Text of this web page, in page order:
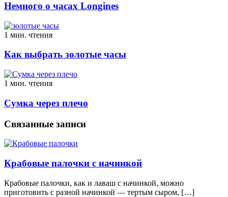
Немного о часах Longines
1 мин. чтения
Как выбрать золотые часы
1 мин. чтения
Сумка через плечо
Связанные записи
Крабовые палочки с начинкой
Крабовые палочки, как и лаваш с начинкой, можно
приготовить с разной начинкой — тертым сыром, […]